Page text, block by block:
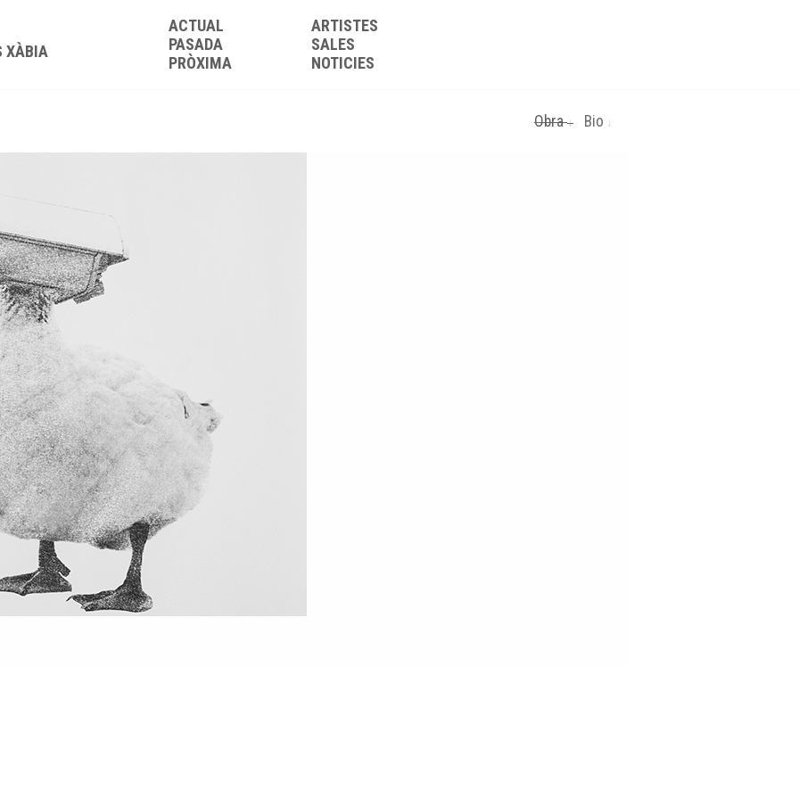
XÀBIA
ACTUAL
PASADA
PRÒXIMA
ARTISTES
SALES
NOTICIES
Obra Bio